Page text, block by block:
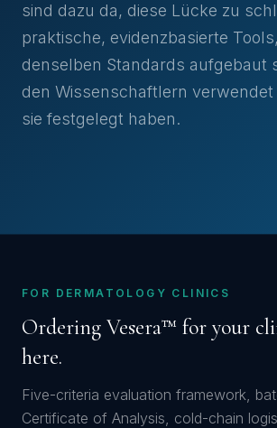
sind dazu da, diese Lücke zu
praktische, evidenzbasierte
denselben Standards aufgebaut
den Wissenschaftlern verwendet
sie festgelegt haben.
FOR DERMATOLOGY CLINICS
Ordering Vesera™ for your
here.
Five-criteria evaluation framework,
Certificate of Analysis, cold-chain